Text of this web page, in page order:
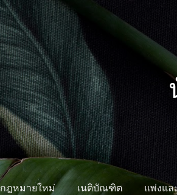
กฎหมายใหม่ เนติบัณฑิต แพ่งแ